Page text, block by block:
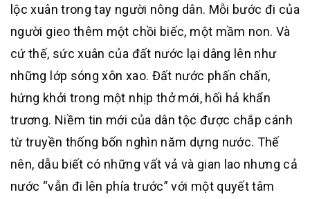
lộc xuân trong tay người nông dân. Mỗi bước đi của
người gieo thêm một chồi biếc, một mầm non. Và
cứ thế, sức xuân của đất nước lại dâng lên như
những lớp sóng xôn xao. Đất nước phấn chấn,
hứng khởi trong một nhịp thở mới, hối hả khẩn
trương. Niềm tin mới của dân tộc được chắp cánh
từ truyền thống bốn nghìn năm dựng nước. Thế
nên, dẫu biết có những vất vả và gian lao nhưng cả
nước “vẫn đi lên phía trước” với một quyết tâm